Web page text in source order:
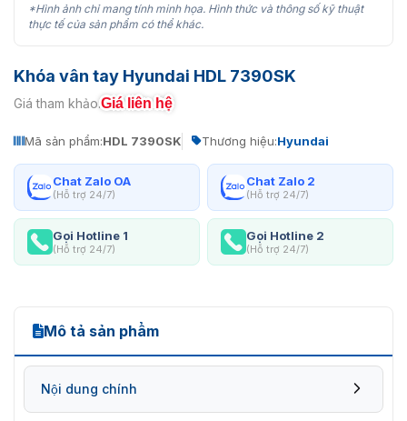
*Hình ảnh chỉ mang tính minh họa. Hình thức và thông số kỹ thuật
thực tế của sản phẩm có thể khác.
Khóa vân tay Hyundai HDL 7390SK
Giá tham khảo:Giá liên hệ
Mã sản phẩm:HDL 7390SK Thương hiệu:Hyundai
Chat Zalo OA
(Hỗ trợ 24/7)
Chat Zalo 2
(Hỗ trợ 24/7)
Gọi Hotline 1
(Hỗ trợ 24/7)
Gọi Hotline 2
(Hỗ trợ 24/7)
Mô tả sản phẩm
Nội dung chính